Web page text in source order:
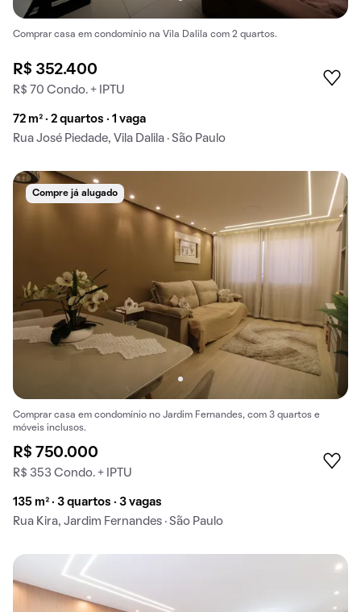
Comprar casa em condomínio na Vila Dalila com 2 quartos.
R$ 352.400
R$ 70 Condo. + IPTU
72 m² · 2 quartos · 1 vaga
Rua José Piedade, Vila Dalila · São Paulo
Compre já alugado
Comprar casa em condomínio no Jardim Fernandes, com 3 quartos e
móveis inclusos.
R$ 750.000
R$ 353 Condo. + IPTU
135 m² · 3 quartos · 3 vagas
Rua Kira, Jardim Fernandes · São Paulo